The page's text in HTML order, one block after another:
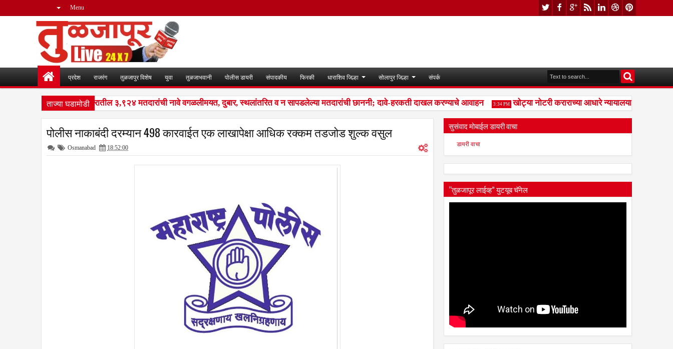
Menu
प्रदेश राजरंग तुळजापुर विशेष युवा तुळजाभवानी पोलीस डायरी संपादकीय फिरकी धाराशिव जिल्हा सोलापुर जिल्हा संपर्क
ताज्या घडामोडी
मोहीम : नळदुर्ग शहरातील ३,९२४ मतदारांची नावे वगळलीमयत, दुबार, स्थलांतरित व न सापडलेल्या मतदारांची छाननी; दावे-हरकती दाखल करण्याचे आवाहन 3:34 PM खोट्या नोटरी कराराच्या आधारे न्यायालयाची दिशाभूल
पोलीस नाकाबंदी दरम्यान 498 कारवाईत एक लाखापेक्षा आधिक रक्कम तडजोड शुल्क वसुल
Osmanabad 18:52:00
सुसंवाद मोबाईल डायरी वाचा
डायरी वाचा
“तुळजापूर लाईव्ह” युटयूब चॅनेल